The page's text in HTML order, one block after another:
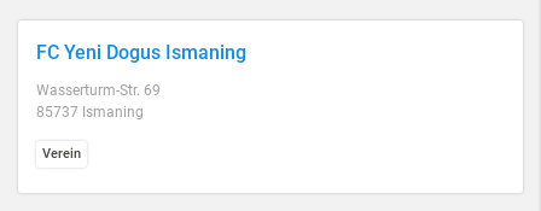
FC Yeni Dogus Ismaning
Wasserturm-Str. 69
85737 Ismaning
Verein